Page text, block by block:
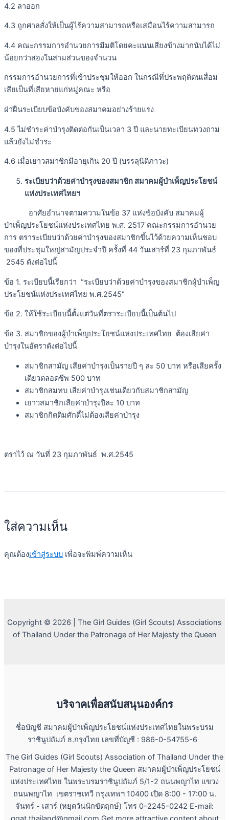
4.2 ลาออก
4.3 ถูกศาลสั่งให้เป็นผู้ไร้ความสามารถหรือเสมือนไร้ความสามารถ
4.4 คณะกรรมการอำนวยการมีมติโดยคะแนนเสียงข้างมากนับได้ไม่
น้อยกว่าสองในสามส่วนของจำนวน
กรรมการอำนวยการที่เข้าประชุมให้ออก ในกรณีที่ประพฤติตนเสื่อม
เสียเป็นที่เสียหายแก่หมู่คณะ หรือ
ฝ่าฝืนระเบียบข้อบังคับของสมาคมอย่างร้ายแรง
4.5 ไม่ชำระค่าบำรุงติดต่อกันเป็นเวลา 3 ปี และนายทะเบียนทวงถาม
แล้วยังไม่ชำระ
4.6 เมื่อเยาวสมาชิกมีอายุเกิน 20 ปี (บรรลุนิติภาวะ)
ระเบียบว่าด้วยค่าบำรุงของสมาชิก สมาคมผู้บำเพ็ญประโยชน์
แห่งประเทศไทยฯ
อาศัยอำนาจตามความในข้อ 37 แห่งข้อบังคับ สมาคมผู้
บำเพ็ญประโยชน์แห่งประเทศไทย พ.ศ. 2517 คณะกรรมการอำนวย
การ ตราระเบียบว่าด้วยค่าบำรุงของสมาชิกขึ้นไว้ด้วยความเห็นชอบ
ของที่ประชุมใหญ่สามัญประจำปี ครั้งที่ 44 วันเสาร์ที่ 23 กุมภาพันธ์
2545 ดังต่อไปนี้
ข้อ 1. ระเบียบนี้เรียกว่า “ระเบียบว่าด้วยค่าบำรุงของสมาชิกผู้บำเพ็ญ
ประโยชน์แห่งประเทศไทย พ.ศ.2545”
ข้อ 2. ให้ใช้ระเบียบนี้ตั้งแต่วันที่ตราระเบียบนี้เป็นต้นไป
ข้อ 3. สมาชิกของผู้บำเพ็ญประโยชน์แห่งประเทศไทย ต้องเสียค่า
บำรุงในอัตราดังต่อไปนี้
สมาชิกสามัญ เสียค่าบำรุงเป็นรายปี ๆ ละ 50 บาท หรือเสียครั้ง
เดียวตลอดชีพ 500 บาท
สมาชิกสมทบ เสียค่าบำรุงเช่นเดียวกับสมาชิกสามัญ
เยาวสมาชิกเสียค่าบำรุงปีละ 10 บาท
สมาชิกกิตติมศักดิ์ไม่ต้องเสียค่าบำรุง
ตราไว้ ณ วันที่ 23 กุมภาพันธ์ พ.ศ.2545
ใส่ความเห็น
คุณต้องเข้าสู่ระบบ เพื่อจะพิมพ์ความเห็น
Copyright © 2026 | The Girl Guides (Girl Scouts) Associations
of Thailand Under the Patronage of Her Majesty the Queen
บริจาคเพื่อสนับสนุนองค์กร
ชื่อบัญชี สมาคมผู้บำเพ็ญประโยชน์แห่งประเทศไทยในพระบรม
ราชินูปถัมภ์ ธ.กรุงไทย เลขที่บัญชี : 986-0-54755-6
The Girl Guides (Girl Scouts) Association of Thailand Under the
Patronage of Her Majesty the Queen สมาคมผู้บำเพ็ญประโยชน์
แห่งประเทศไทย ในพระบรมราชินูปถัมภ์ 5/1-2 ถนนพญาไท แขวง
ถนนพญาไท เขตราชเทวี กรุงเทพฯ 10400 เปิด 8:00 - 17:00 น.
จันทร์ - เสาร์ (หยุดวันนักขัตฤกษ์) โทร 0-2245-0242 E-mail: